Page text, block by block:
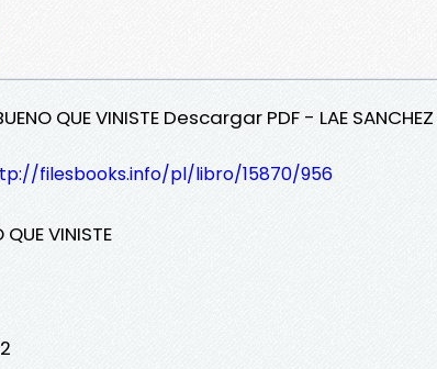
QUE VINISTE Descargar PDF - LAE SANCHEZ
filesbooks.info/pl/libro/15870/956
QUE VINISTE